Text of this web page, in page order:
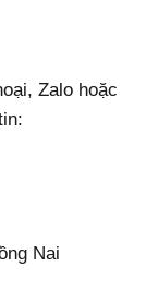
Zalo hoặc
Nai